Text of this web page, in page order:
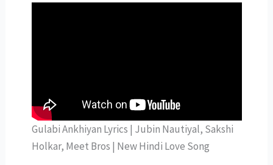
Gulabi Ankhiyan Lyrics | Jubin Nautiyal, Sakshi
Holkar, Meet Bros | New Hindi Love Song